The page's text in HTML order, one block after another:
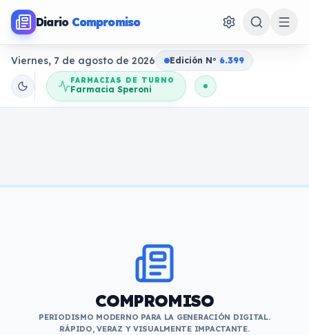
Diario Compromiso
Viernes, 7 de agosto de 2026 Edición No 6.399
FARMACIAS DE TURNO
Farmacia Speroni
COMPROMISO
PERIODISMO MODERNO PARA LA GENERACIÓN DIGITAL.
RÁPIDO, VERAZ Y VISUALMENTE IMPACTANTE.